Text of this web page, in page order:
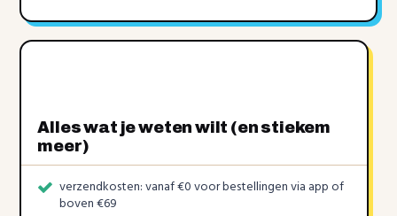
Alles wat je weten wilt (en stiekem
meer)
verzendkosten: vanaf €0 voor bestellingen via app of
boven €69